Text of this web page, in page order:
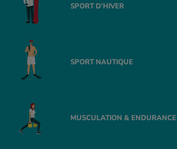
SPORT D’HIVER
SPORT NAUTIQUE
MUSCULATION & ENDURANCE